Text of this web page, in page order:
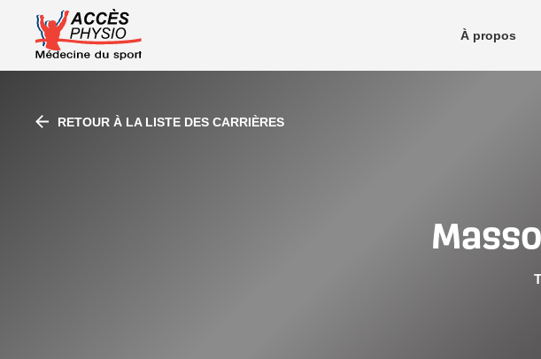
À propos
RETOUR À LA LISTE DES CARRIÈRES